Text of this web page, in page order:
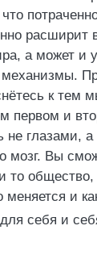
расширит
а может и
к тем
первом и
не глазами,
мозг. Вы
то
меняется и
себя и